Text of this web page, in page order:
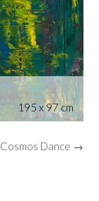
195 x 97 cm
Cosmos Dance →